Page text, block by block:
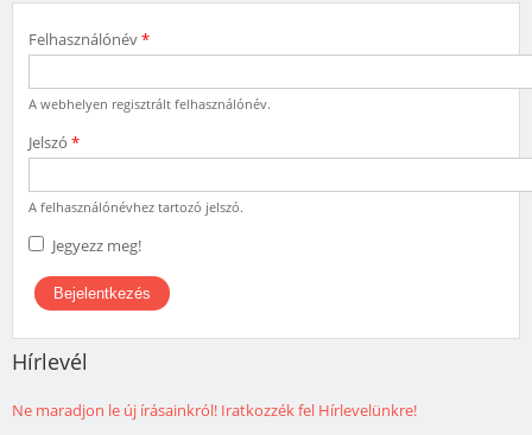
Felhasználónév*
A webhelyen regisztrált felhasználónév.
Jelszó *
A felhasználónévhez tartozó jelszó.
Jegyezz meg!
Hírlevél
Ne maradjon le új írásainkról! Iratkozzék fel Hírlevelünkre!